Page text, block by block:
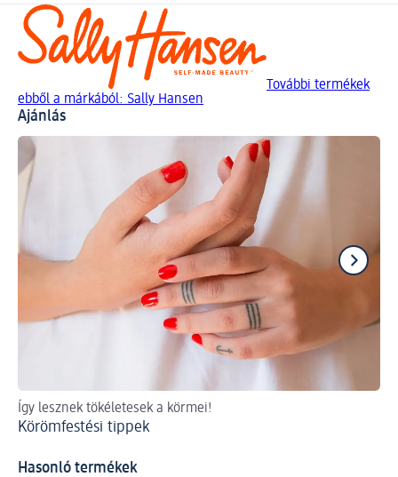
További termékek
ebből a márkából: Sally Hansen
Ajánlás
Így lesznek tökéletesek a körmei!
Körömfestési tippek
Hasonló termékek